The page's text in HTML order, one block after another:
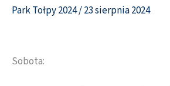
Park Tołpy 2024/23 sierpnia 2024
Sobota: